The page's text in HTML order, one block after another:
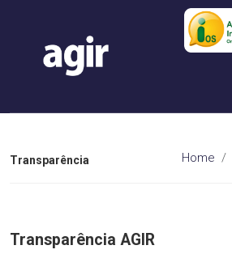
Transparência Home
Transparência AGIR